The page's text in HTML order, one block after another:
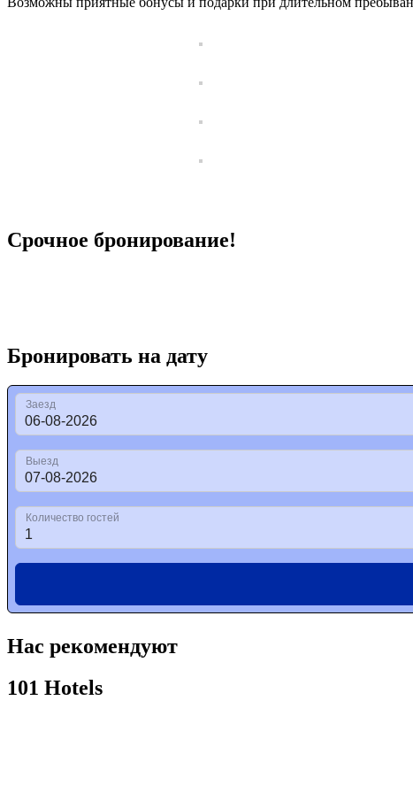
Срочное бронирование!
Бронировать на дату
Нас рекомендуют
101 Hotels